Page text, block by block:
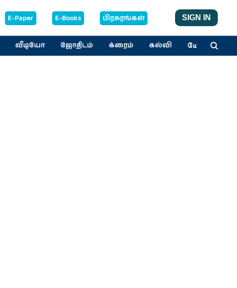
E-Paper E-Books பிரசுரங்கள் SIGN IN
வீடியோ ஜோதிடம் க்ரைம் கல்வி மேலும்